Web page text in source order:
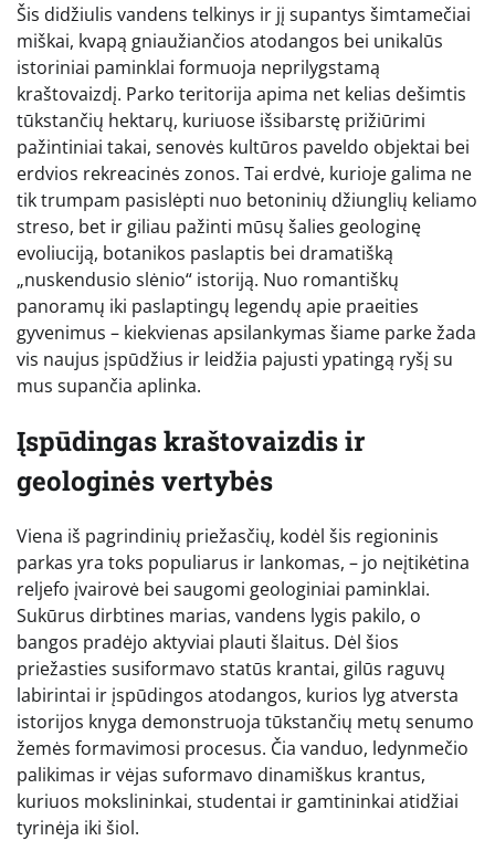
Šis didžiulis vandens telkinys ir jį supantys šimtamečiai
miškai, kvapą gniaužiančios atodangos bei unikalūs
istoriniai paminklai formuoja neprilygstamą
kraštovaizdį. Parko teritorija apima net kelias dešimtis
tūkstančių hektarų, kuriuose išsibarstę prižiūrimi
pažintiniai takai, senovės kultūros paveldo objektai bei
erdvios rekreacinės zonos. Tai erdvė, kurioje galima ne
tik trumpam pasislėpti nuo betoninių džiunglių keliamo
streso, bet ir giliau pažinti mūsų šalies geologinę
evoliuciją, botanikos paslaptis bei dramatišką
„nuskendusio slėnio“ istoriją. Nuo romantiškų
panoramų iki paslaptingų legendų apie praeities
gyvenimus – kiekvienas apsilankymas šiame parke žada
vis naujus įspūdžius ir leidžia pajusti ypatingą ryšį su
mus supančia aplinka.
Įspūdingas kraštovaizdis ir
geologinės vertybės
Viena iš pagrindinių priežasčių, kodėl šis regioninis
parkas yra toks populiarus ir lankomas, – jo neįtikėtina
reljefo įvairovė bei saugomi geologiniai paminklai.
Sukūrus dirbtines marias, vandens lygis pakilo, o
bangos pradėjo aktyviai plauti šlaitus. Dėl šios
priežasties susiformavo statūs krantai, gilūs raguvų
labirintai ir įspūdingos atodangos, kurios lyg atversta
istorijos knyga demonstruoja tūkstančių metų senumo
žemės formavimosi procesus. Čia vanduo, ledynmečio
palikimas ir vėjas suformavo dinamiškus krantus,
kuriuos mokslininkai, studentai ir gamtininkai atidžiai
tyrinėja iki šiol.